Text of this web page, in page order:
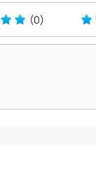
(0)